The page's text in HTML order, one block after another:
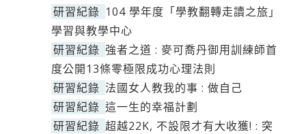
研習紀錄 104 學年度「學教翻轉走讀之旅」
學習與教學中心
研習紀錄 強者之道 : 麥可喬丹御用訓練師首
度公開13條零極限成功心理法則
研習紀錄 法國女人教我的事 : 做自己
研習紀錄 這一生的幸福計劃
研習紀錄 超越22K, 不設限才有大收獲! : 突